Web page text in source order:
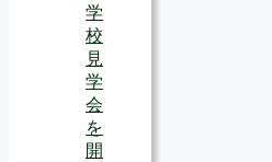
学
校
見
学
会
を
開